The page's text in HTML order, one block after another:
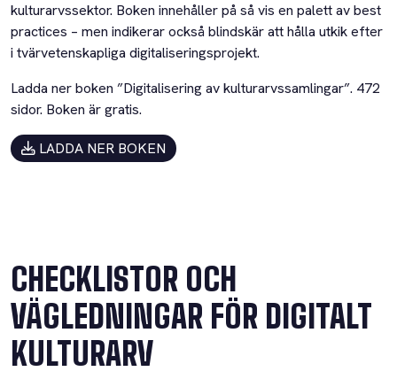
kulturarvssektor. Boken innehåller på så vis en palett av best
practices – men indikerar också blindskär att hålla utkik efter
i tvärvetenskapliga digitaliseringsprojekt.
Ladda ner boken ”Digitalisering av kulturarvssamlingar”. 472
sidor. Boken är gratis.
LADDA NER BOKEN
CHECKLISTOR OCH
VÄGLEDNINGAR FÖR DIGITALT
KULTURARV